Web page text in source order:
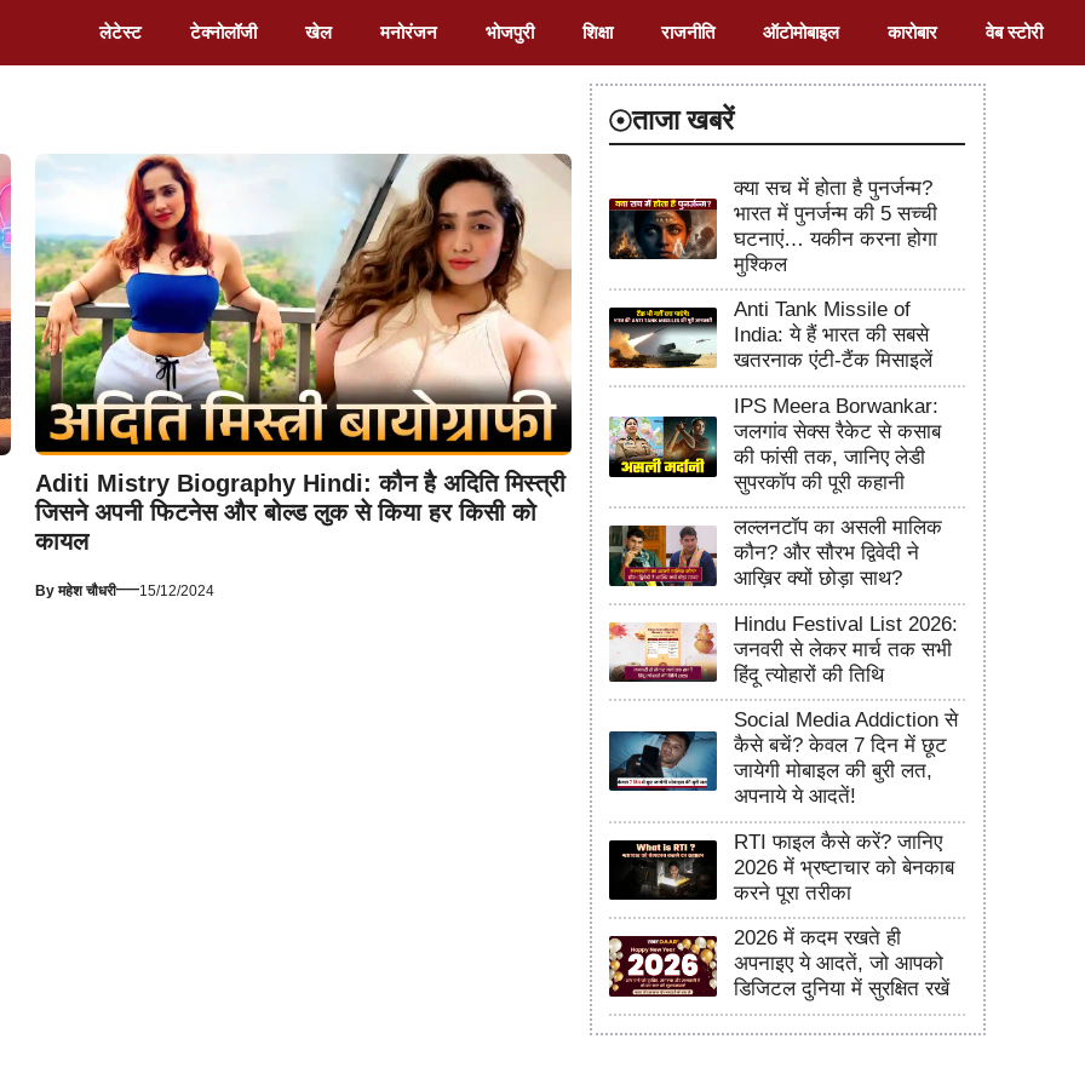
लेटेस्ट टेक्नोलॉजी खेल मनोरंजन भोजपुरी शिक्षा राजनीति ऑटोमोबाइल कारोबार वेब स्टोरी
Aditi Mistry Biography Hindi: कौन है अदिति मिस्त्री
जिसने अपनी फिटनेस और बोल्ड लुक से किया हर किसी को
कायल
Byमहेश चौधरी—15/12/2024
ताजा खबरें
क्या सच में होता है पुनर्जन्म?
भारत में पुनर्जन्म की 5 सच्ची
घटनाएं… यकीन करना होगा
मुश्किल
Anti Tank Missile of
India: ये हैं भारत की सबसे
खतरनाक एंटी-टैंक मिसाइलें
IPS Meera Borwankar:
जलगांव सेक्स रैकेट से कसाब
की फांसी तक, जानिए लेडी
सुपरकॉप की पूरी कहानी
लल्लनटॉप का असली मालिक
कौन? और सौरभ द्विवेदी ने
आख़िर क्यों छोड़ा साथ?
Hindu Festival List 2026:
जनवरी से लेकर मार्च तक सभी
हिंदू त्योहारों की तिथि
Social Media Addiction से
कैसे बचें? केवल 7 दिन में छूट
जायेगी मोबाइल की बुरी लत,
अपनाये ये आदतें!
RTI फाइल कैसे करें? जानिए
2026 में भ्रष्टाचार को बेनकाब
करने पूरा तरीका
2026 में कदम रखते ही
अपनाइए ये आदतें, जो आपको
डिजिटल दुनिया में सुरक्षित रखें